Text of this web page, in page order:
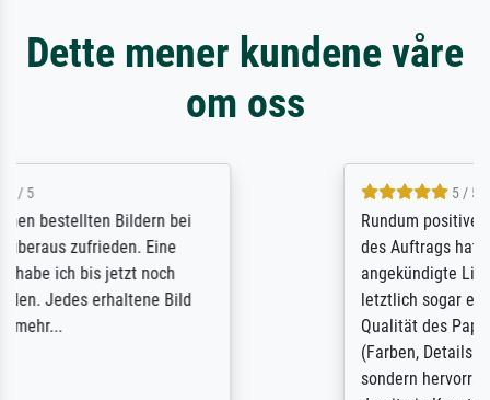
Dette mener kundene våre
om oss
Rundum positive Erfahrung. Die Ausführung
des Auftrags hat eine Weile gedauert, die
angekündigte Lieferzeit wurde aber
letztlich sogar etwas unterschritten. Die
sondern hervorragend. Selbst ein Druck ist